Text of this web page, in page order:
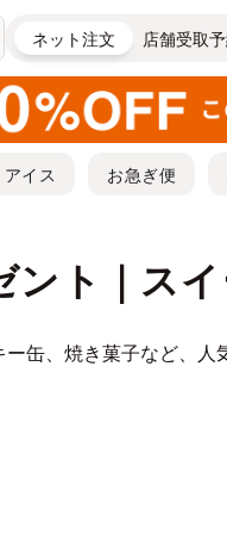
ネット注文 店舗受取
アイス お急ぎ便
ント｜ス
缶、焼き菓子など、人